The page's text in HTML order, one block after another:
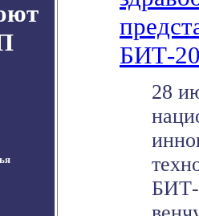
БИТ-
28
БИТ-